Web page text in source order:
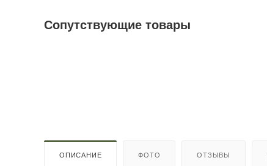
Сопутствующие товары
ОПИСАНИЕ ФОТО ОТЗЫВЫ